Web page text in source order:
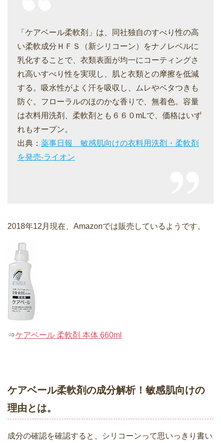
「ケアベール柔軟剤」は、同社独自のすべり性の高
い柔軟成分ＨＦＳ（新シリコーン）をナノレベルに
乳化することで、衣類表面が均一にコーティングさ
れ高いすべり性を実現し、肌と衣類との摩擦を低減
する。吸水性がよく汗を吸収し、ムレやベタつきも
防ぐ。フローラルのほのかな香りで、無着色。容量
は衣料用洗剤、柔軟剤とも６６０mLで、価格はいず
れもオープン。
出典： 薬事日報 敏感肌向けの衣料用洗剤・柔軟剤
を発売‐ライオン
2018年12月現在、Amazonでは販売しているようです。
⇒ケアベール 柔軟剤 本体 660ml
ケアベール柔軟剤の成分解析！敏感肌向けの
理由とは。
成分の確認を確認すると、シリコーンって思いっきり書い